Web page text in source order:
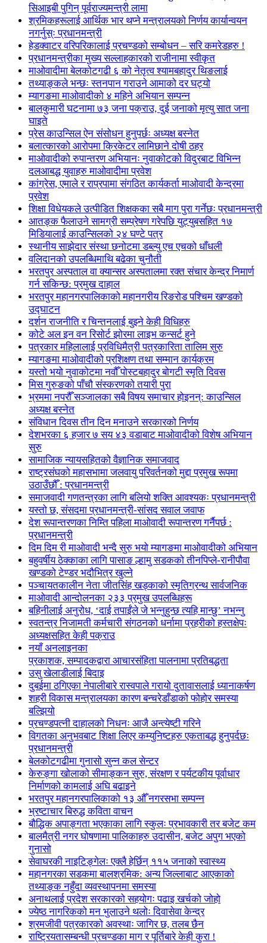
सिआइबी पुगिन् पूर्वराज्यमन्त्री लामा
श्रमिकहरूलाई आर्थिक भार थप्ने मन्त्रालयको निर्णय कार्यान्वयन
नगर्नुस्ः प्रधानमन्त्री
हेडक्वाटर वरिपरिकालाई प्रचण्डको सम्बोधन – सरि कमरेडहरु !
प्रधानमन्त्रीका मुख्य सल्लाहकारको राजीनामा स्वीकृत
माओवादीमा बेलकोटगढी ६ को नेतृत्व श्यामबहादुर थिङलाई
तथ्याङ्कले भन्छः स्तनपान गराउने आमाको दर घट्यो
म्यागङमा माओवादीको ४ महिने अभियान सम्पन्न
बालकुमारी घटनामा ७३ जना पक्राउ, दुई जनाको मृत्यु सात जना
घाइते
प्रेस काउन्सिल ऐन संसोधन हुनुपर्छः अध्यक्ष बस्नेत
बलात्कारको आरोपमा क्रिकेटर लामिछाने दोषी ठहर
माओवादीको रुपान्तरण अभियानः नुवाकोटको विदुरबाट विभिन्न
दलआबद्ध युवाहरु माओवादीमा प्रवेश
कांग्रेस, एमाले र राप्रपामा संगठित कार्यकर्ता माओवादी केन्द्रमा
प्रवेश
शिक्षा विधेयकले उत्पीडित शिक्षकका सबै माग पुरा गर्नेछः प्रधानमन्त्री
आतङ्क फैलाउने सामग्री सम्प्रेषण गरेपछि युट्युबसहित १७
मिडियालाई काउन्सिलको २४ घण्टे पत्र
स्थानीय साझेदार संस्था छनोटमा डब्ल्यु एच एचको धाँधली
वलिदानको उपलब्धिमाथि बढेका चुनौती
भरतपुर अस्पताल वा क्यान्सर अस्पतालमा रक्त संचार केन्द्र निमार्ण
गर्न सकिन्छ: प्रमुख दाहाल
भरतपुर महानगरपालिकाको महानगरीय रिङरोड पश्चिम खण्डको
उद्घाटन
दर्शन राजनीति र चिन्तनलाई बुझ्ने केही विधिहरु
कोटे अल इन वन रिसोर्ट झोरमा लाइभ कन्सर्ट हुने
पत्रकार महिलालाई प्रविधिमैत्री पत्रकारिता तालिम सुरु
म्यागङमा माओवादीको प्रशिक्षण तथा सम्मान कार्यक्रम
यस्तो भयो नुवाकोटमा नवौँ पोस्टबहादुर बोगटी स्मृति दिवस
मिस गुरुङको पाँचौ संस्करणको तयारी पुरा
भ्रममा नपरौँ सञ्जालका सबै विषय समाचार होइनन्: काउन्सिल
अध्यक्ष बस्नेत
संविधान दिवस तीन दिन मनाउने सरकारको निर्णय
देशभरका ६ हजार ७ सय ४३ वडाबाट माओवादीको विशेष अभियान
सुरु
सामाजिक न्यायसहितको वैज्ञानिक समाजवाद
राष्ट्रसंघको महासभामा जलवायु परिवर्तनको मुद्दा प्रमुख रूपमा
उठाउँछौँ : प्रधानमन्त्री
समाजवादी गणतन्त्रका लागि बलियो शक्ति आवश्यकः प्रधानमन्त्री
यस्तो छ, संसदमा प्रधानमन्त्री-सांसद सवाल जवाफ
देश रूपान्तरणका निम्ति पहिला माओवादी रूपान्तरण गर्नैपर्छ :
प्रधानमन्त्री
दिम दिम री माओवादी भन्दै सुरु भयो म्यागङमा माओवादीको अभियान
बहुवर्षीय ठेक्काका लागि पासाङ ल्हामु सडकको तीनपिप्ले-रानीपौवा
खण्डको टेण्डर भदौभित्र खुल्ने
पञ्चायतकालीन नेता जीतसिंह खड्काको स्मृतिग्रन्थ सार्वजनिक
माओवादी आन्दोलनका २३३ प्रमुख उपलब्धिहरू
बहिनीलाई अनुरोध, ‘दाई तपाईंले जे भन्नुहुन्छ त्यहि मान्छु’ नभन्नु
स्वतन्त्र निजामती कर्मचारी संगठनको धर्नामा प्रहरीको हस्तक्षेपः
अध्यक्षसहित केही पक्राउ
नयाँ अनलाइनका
प्रकाशक, सम्पादकद्वारा आचारसंहिता पालनामा प्रतिबद्धता
उसु खेलाडीलाई बिदाइ
दुबईमा ठगिएका नेपालीबारे रास्वपाले गरायो दुतावासलाई ध्यानाकर्षण
शहरी विकास मन्त्रालयका कारण बन्चरेडाँडाको फोहोर समस्या
बल्झियो
प्रचण्डपत्नी दाहालको निधनः आजै अन्त्येष्टी गरिने
विगतका अनुभवबाट शिक्षा लिएर कम्युनिष्टहरु एकताबद्ध हुनुपर्दछः
प्रधानमन्त्री
बेलकोटगढीमा गुनासो सुन्न कल सेन्टर
केरुङ्गा खोलाको सीमाङ्कन सुरु, संरक्षण र पर्यटकीय पूर्वाधार
निर्माणको कामलाई अघि बढाइने
भरतपुर महानगरपालिकाको १३ औँ नगरसभा सम्पन्न
भ्रष्टाचार बिरुद्ध कविता वाचन
बौद्धिक अपाङ्गता भएकाका लागि स्कुलः प्रभावकारी तर बजेट कम
बालमैत्री नगर घोषणामा पालिकाहरु उदासीन, बजेट अपुग भएको
गुनासो
सेवाघरकी नाइटिङ्गेलः एक्लै हेर्छिन् ११५ जनाको स्वास्थ्य
महानगरका सडकमा बालश्रमिक: अन्य जिल्लाबाट आएकाको
तथ्याङ्क नहुँदा व्यवस्थापनमा समस्या
अनाथलाई प्रदेश सरकारको सहयोगः पढाइ खर्चको जोहो
ज्येष्ठ नागरिकको मन भुलाउने थलोः दिवासेवा केन्द्र
श्रमजीवी पत्रकारको अवस्थाः जागिर छ, तलब छैन
राष्ट्रियतासम्बन्धी प्रचण्डका माग र पूर्तिबारे केही कुरा !